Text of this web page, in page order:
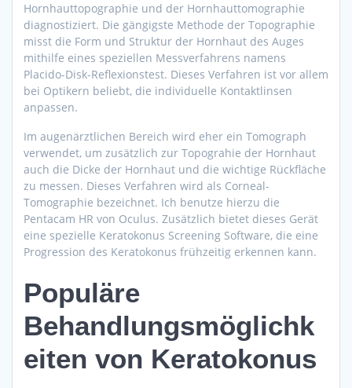
Hornhauttopographie und der Hornhauttomographie
diagnostiziert. Die gängigste Methode der Topographie
misst die Form und Struktur der Hornhaut des Auges
mithilfe eines speziellen Messverfahrens namens
Placido-Disk-Reflexionstest. Dieses Verfahren ist vor allem
bei Optikern beliebt, die individuelle Kontaktlinsen
anpassen.
Im augenärztlichen Bereich wird eher ein Tomograph
verwendet, um zusätzlich zur Topograhie der Hornhaut
auch die Dicke der Hornhaut und die wichtige Rückfläche
zu messen. Dieses Verfahren wird als Corneal-
Tomographie bezeichnet. Ich benutze hierzu die
Pentacam HR von Oculus. Zusätzlich bietet dieses Gerät
eine spezielle Keratokonus Screening Software, die eine
Progression des Keratokonus frühzeitig erkennen kann.
Populäre
Behandlungsmöglichk
eiten von Keratokonus